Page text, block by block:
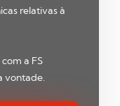
relativas à
a FS
vontade.